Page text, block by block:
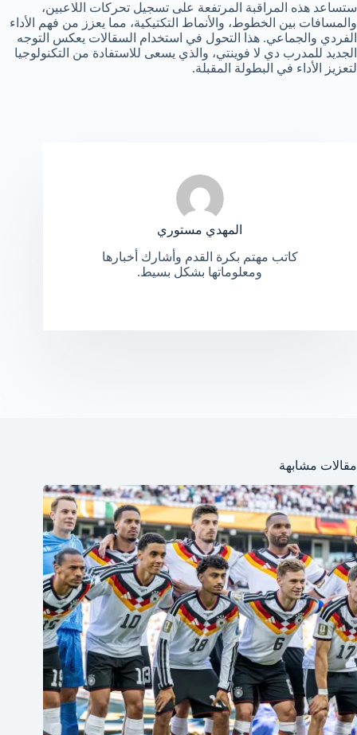
ستساعد هذه المراقبة المرتفعة على تسجيل تحركات اللاعبين،
والمسافات بين الخطوط، والأنماط التكتيكية، مما يعزز من فهم الأداء
الفردي والجماعي. هذا التحول في استخدام السقالات يعكس التوجه
الجديد للمدرب دي لا فوينتي، والذي يسعى للاستفادة من التكنولوجيا
لتعزيز الأداء في البطولة المقبلة.
المهدي مستوري
كاتب مهتم بكرة القدم وأشارك أخبارها
ومعلوماتها بشكل بسيط.
مقالات مشابهة